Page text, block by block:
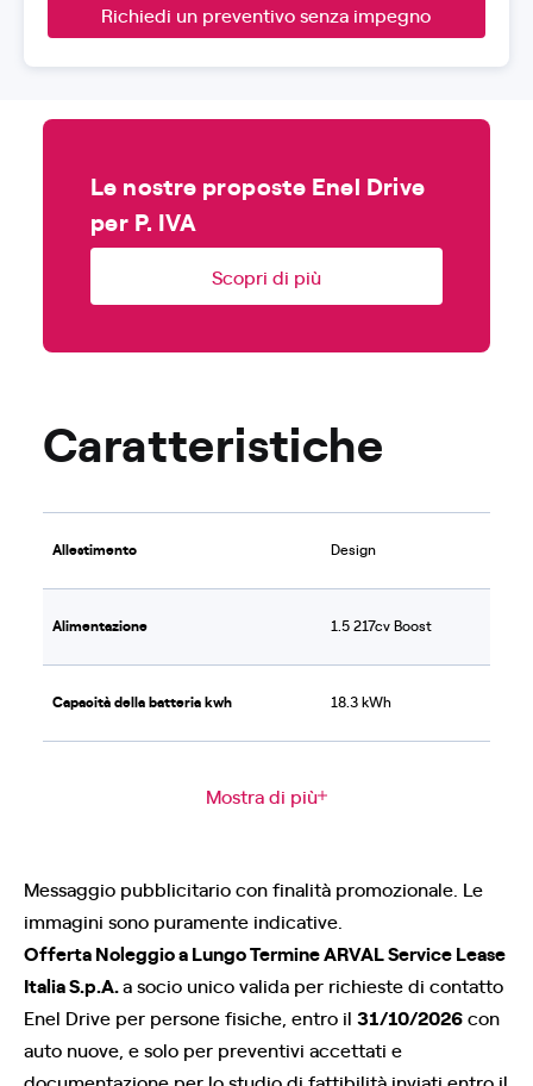
Richiedi un preventivo senza impegno
Le nostre proposte Enel Drive
per P. IVA
Scopri di più
Caratteristiche
Allestimento Design
Alimentazione 1.5 217cv Boost
Capacità della batteria kwh 18.3 kWh
Mostra di più
Messaggio pubblicitario con finalità promozionale. Le
immagini sono puramente indicative.
Offerta Noleggio a Lungo Termine ARVAL Service Lease
Italia S.p.A.a socio unico valida per richieste di contatto
Enel Drive per persone fisiche, entro il 31/10/2026con
auto nuove, e solo per preventivi accettati e